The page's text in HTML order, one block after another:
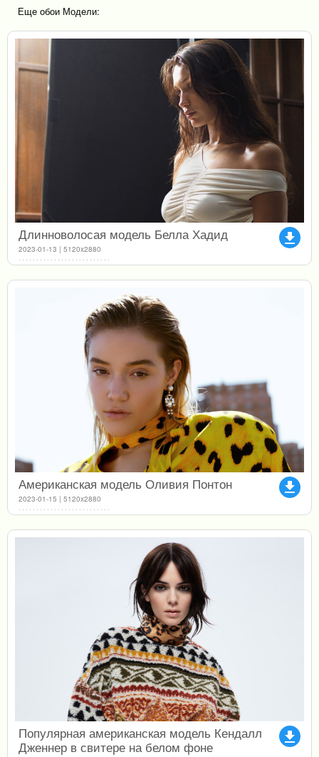
Еще обои Модели:
file_download
Длинноволосая модель Белла Хадид
2023-01-13 | 5120x2880
file_download
Американская модель Оливия Понтон
2023-01-15 | 5120x2880
file_download
Популярная американская модель Кендалл
Дженнер в свитере на белом фоне